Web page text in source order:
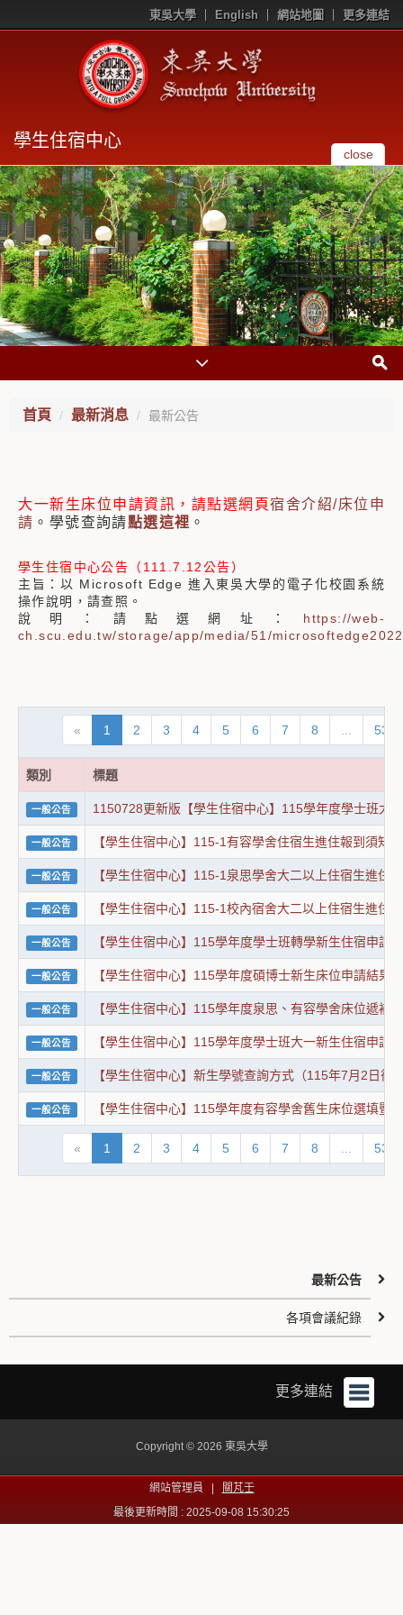
東吳大學 English 網站地圖 更多連結
學生住宿中心
close
首頁 最新消息 最新公告
大一新生床位申請資訊，請點選網頁宿舍介紹/床位申
請 。學號查詢請點選這裡 。
學生住宿中心公告（111.7.12公告）
主旨：以 Microsoft Edge 進入東吳大學的電子化校園系統
操作說明，請查照。
說明：請點選網址： https://web-
ch.scu.edu.tw/storage/app/media/51/
« 1 2 3 4 5 6 7 8 53
類別 標題
一般公告 1150728更新版【學生住宿中心】115學年度學士班大
一般公告 【學生住宿中心】115-1有容學舍住宿生進住報到須知。
一般公告 【學生住宿中心】115-1泉思學舍大二以上住宿生進住
一般公告 【學生住宿中心】115-1校內宿舍大二以上住宿生進住
一般公告 【學生住宿中心】115學年度學士班轉學新生住宿申請
一般公告 【學生住宿中心】115學年度碩博士新生床位申請結果
一般公告 【學生住宿中心】115學年度泉思、有容學舍床位遞補
一般公告 【學生住宿中心】115學年度學士班大一新生住宿申請
一般公告 【學生住宿中心】新生學號查詢方式（115年7月2日後
一般公告 【學生住宿中心】115學年度有容學舍舊生床位選填暨
« 1 2 3 4 5 6 7 8 53
最新公告
各項會議紀錄
更多連結
Copyright © 2026 東吳大學
網站管理員 |
關芃壬
最後更新時間 : 2025-09-08 15:30:25